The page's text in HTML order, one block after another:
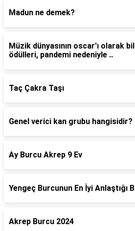
Madun ne demek?
Müzik dünyasının oscar'ı olarak
ödülleri, pandemi nedeniyle ..
Taç Çakra Taşı
Genel verici kan grubu hangisidir?
Ay Burcu Akrep 9 Ev
Yengeç Burcunun En İyi Anlaştığı
Akrep Burcu 2024